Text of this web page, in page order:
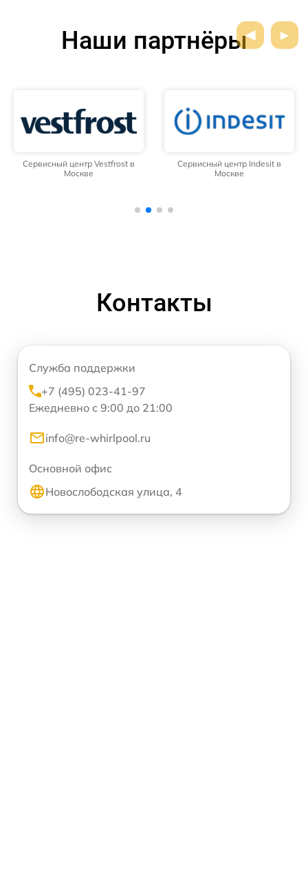
Наши партнёры
Сервисный центр Vestfrost в
Москве
Сервисный центр Indesit в
Москве
Контакты
Служба поддержки
+7 (495) 023-41-97
Ежедневно с 9:00 до 21:00
info@re-whirlpool.ru
Основной офис
Новослободская улица, 4